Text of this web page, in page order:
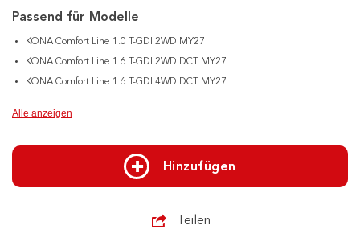
Passend für Modelle
KONA Comfort Line 1.0 T-GDI 2WD MY27
KONA Comfort Line 1.6 T-GDI 2WD DCT MY27
KONA Comfort Line 1.6 T-GDI 4WD DCT MY27
Alle anzeigen
Hinzufügen
Teilen